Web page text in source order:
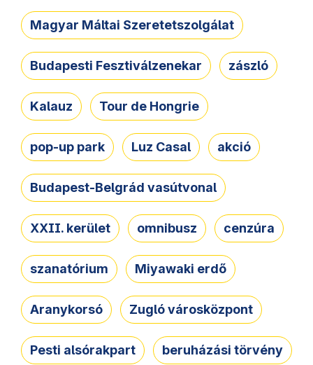
Magyar Máltai Szeretetszolgálat
Budapesti Fesztiválzenekar zászló
Kalauz Tour de Hongrie
pop-up park Luz Casal akció
Budapest-Belgrád vasútvonal
XXII. kerület omnibusz cenzúra
szanatórium Miyawaki erdő
Aranykorsó Zugló városközpont
Pesti alsórakpart beruházási törvény